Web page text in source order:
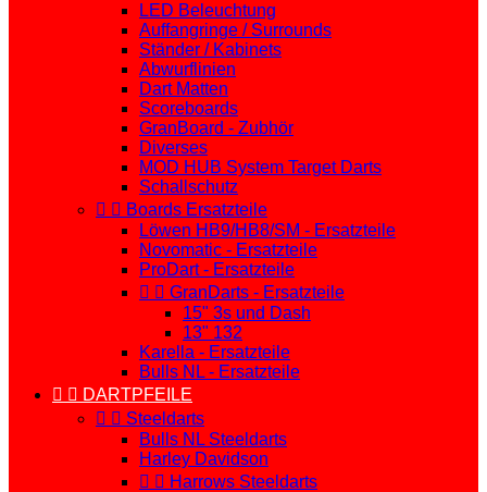
LED Beleuchtung
Auffangringe / Surrounds
Ständer / Kabinets
Abwurflinien
Dart Matten
Scoreboards
GranBoard - Zubhör
Diverses
MOD HUB System Target Darts
Schallschutz
  Boards Ersatzteile
Löwen HB9/HB8/SM - Ersatzteile
Novomatic - Ersatzteile
ProDart - Ersatzteile
  GranDarts - Ersatzteile
15" 3s und Dash
13" 132
Karella - Ersatzteile
Bulls NL - Ersatzteile
  DARTPFEILE
  Steeldarts
Bulls NL Steeldarts
Harley Davidson
  Harrows Steeldarts